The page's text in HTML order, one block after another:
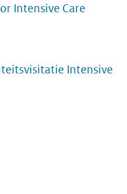
Intensive Care
Intensive